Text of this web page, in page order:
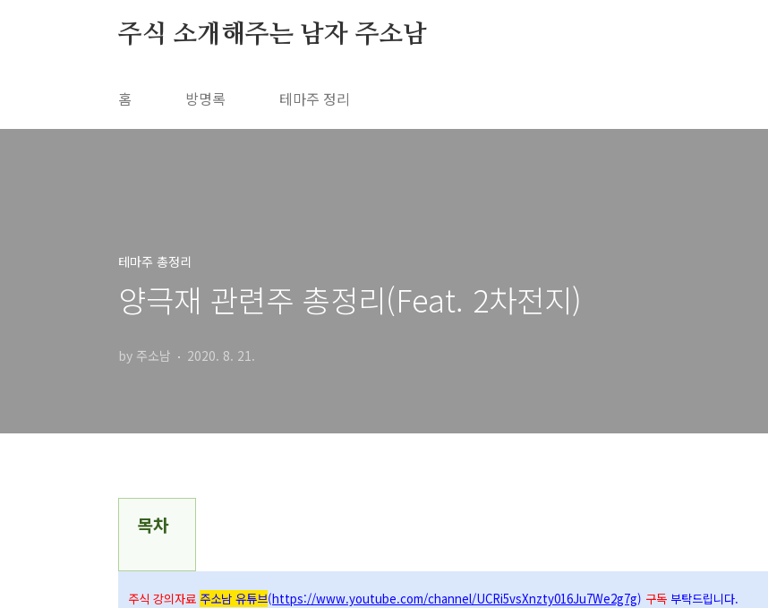
주식 소개해주는 남자 주소남
홈 방명록 테마주 정리
테마주 총정리
양극재 관련주 총정리(Feat. 2차전지)
by 주소남 2020. 8. 21.
목차
주식 강의자료 주소남 유튜브(https://www.youtube.com/channel/UCRi5vsXnzty016Ju7We2g7g) 구독 부탁드립니다.